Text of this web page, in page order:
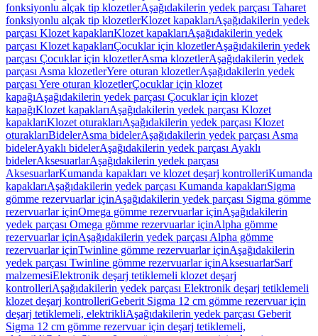
fonksiyonlu alçak tip klozetlerAşağıdakilerin yedek parçası Taharet
fonksiyonlu alçak tip klozetlerKlozet kapaklarıAşağıdakilerin yedek
parçası Klozet kapaklarıKlozet kapaklarıAşağıdakilerin yedek
parçası Klozet kapaklarıÇocuklar için klozetlerAşağıdakilerin yedek
parçası Çocuklar için klozetlerAsma klozetlerAşağıdakilerin yedek
parçası Asma klozetlerYere oturan klozetlerAşağıdakilerin yedek
parçası Yere oturan klozetlerÇocuklar için klozet
kapağıAşağıdakilerin yedek parçası Çocuklar için klozet
kapağıKlozet kapaklarıAşağıdakilerin yedek parçası Klozet
kapaklarıKlozet oturaklarıAşağıdakilerin yedek parçası Klozet
oturaklarıBidelerAsma bidelerAşağıdakilerin yedek parçası Asma
bidelerAyaklı bidelerAşağıdakilerin yedek parçası Ayaklı
bidelerAksesuarlarAşağıdakilerin yedek parçası
AksesuarlarKumanda kapakları ve klozet deşarj kontrolleriKumanda
kapaklarıAşağıdakilerin yedek parçası Kumanda kapaklarıSigma
gömme rezervuarlar içinAşağıdakilerin yedek parçası Sigma gömme
rezervuarlar içinOmega gömme rezervuarlar içinAşağıdakilerin
yedek parçası Omega gömme rezervuarlar içinAlpha gömme
rezervuarlar içinAşağıdakilerin yedek parçası Alpha gömme
rezervuarlar içinTwinline gömme rezervuarlar içinAşağıdakilerin
yedek parçası Twinline gömme rezervuarlar içinAksesuarlarSarf
malzemesiElektronik deşarj tetiklemeli klozet deşarj
kontrolleriAşağıdakilerin yedek parçası Elektronik deşarj tetiklemeli
klozet deşarj kontrolleriGeberit Sigma 12 cm gömme rezervuar için
deşarj tetiklemeli, elektrikliAşağıdakilerin yedek parçası Geberit
Sigma 12 cm gömme rezervuar için deşarj tetiklemeli,